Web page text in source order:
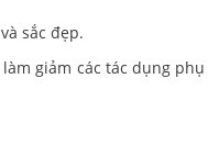
sắc đẹp.
giảm các tác dụng